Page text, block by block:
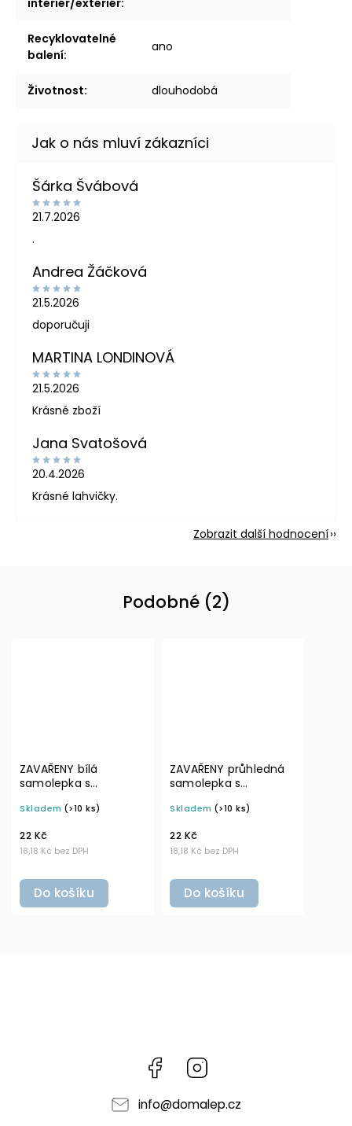
Recyklovatelné
balení:
ano
Životnost: dlouhodobá
Šárka Švábová
21.7.2026
.
Andrea Žáčková
21.5.2026
doporučuji
MARTINA LONDINOVÁ
21.5.2026
Krásné zboží
Jana Svatošová
20.4.2026
Krásné lahvičky.
Zobrazit další hodnocení
Podobné (2)
ZAVAŘENY bílá
samolepka s
písmo, rozměr 6 × 4
dózy do lednice
Skladem (>10 ks)
18,18 Kč bez DPH
22 Kč
Do košíku
ZAVAŘENY průhledná
samolepka s
písmo, rozměr 6 × 4
dózy do lednice
Skladem (>10 ks)
18,18 Kč bez DPH
22 Kč
Do košíku
Facebook
info@domalep.cz